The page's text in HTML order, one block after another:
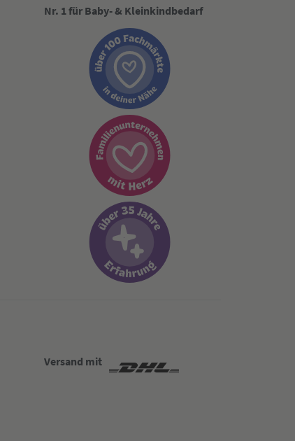
Nr. 1 für Baby- & Kleinkindbedarf
Versand mit